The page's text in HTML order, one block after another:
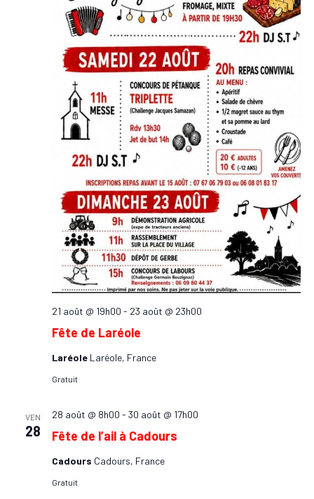
Fête de Laréole
21 août @ 19h00 - 23 août @ 23h00
Laréole Laréole, France
Gratuit
VEN
28 Fête de l’ail à Cadours
28 août @ 8h00 - 30 août @ 17h00
Cadours Cadours, France
Gratuit